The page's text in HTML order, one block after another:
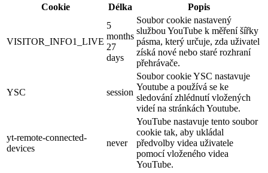
Cookie
Délka Popis
VISITOR_INFO1_LIVE
5
months
27
days
Soubor cookie nastavený
službou YouTube k měření šířky
pásma, který určuje, zda uživatel
získá nové nebo staré rozhraní
přehrávače.
YSC session
Soubor cookie YSC nastavuje
Youtube a používá se ke
sledování zhlédnutí vložených
videí na stránkách Youtube.
yt-remote-connected-
devices
never
YouTube nastavuje tento soubor
cookie tak, aby ukládal
předvolby videa uživatele
pomocí vloženého videa
YouTube.